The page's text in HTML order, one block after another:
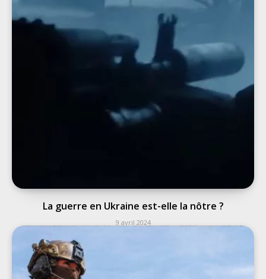
La guerre en Ukraine est-elle la nôtre ?
9 avril 2024